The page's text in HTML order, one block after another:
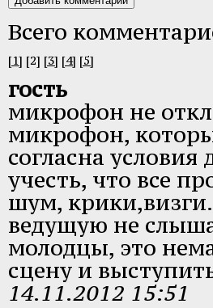
Всего
[1] [2] [3] [4] [5]
гость
микрофон не
микрофон,
согласна условия
учесть, что все
шум,
ведущую не
молодцы, это
сцену и
14.11.2012 15:51